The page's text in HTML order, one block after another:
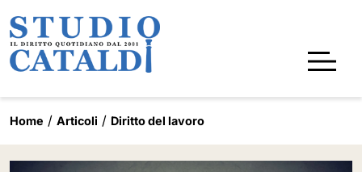
Home Articoli Diritto del lavoro